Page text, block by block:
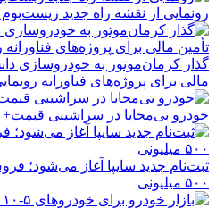
رونمایی از نقشه راه جدید
گذار کرمان‌موتور به خودروسازی
مالی برای پروژه‌های فناورانه
خودرو بی‌محابا در سراشیبی
۵۰۰ میلیونی